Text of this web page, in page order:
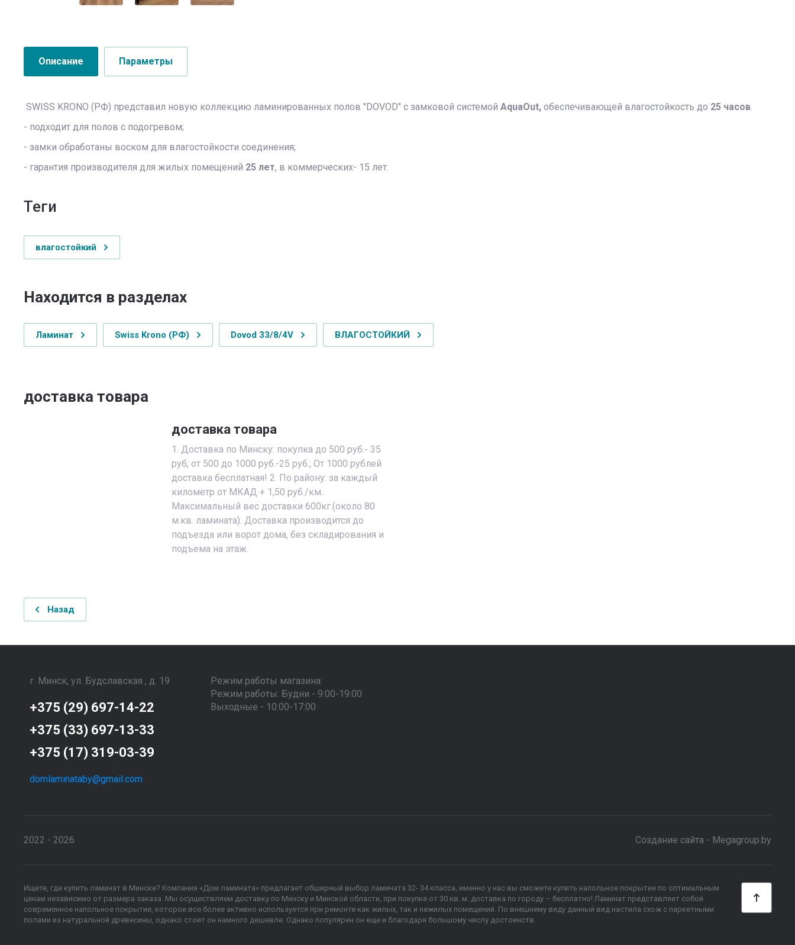
Описание Параметры
SWISS KRONO (РФ) представил новую коллекцию ламинированных полов "DOVOD" с замковой системой AquaOut, обеспечивающей влагостойкость до 25 часов.
- подходит для полов с подогревом;
- замки обработаны воском для влагостойкости соединения;
- гарантия производителя для жилых помещений 25 лет, в коммерческих- 15 лет.
теги
влагостойкий
Находится в разделах
Ламинат Swiss Krono (РФ) Dovod 33/8/4V ВЛАГОСТОЙКИЙ
доставка товара
доставка товара
1. Доставка по Минску: покупка до 500 руб.- 35
руб; от 500 до 1000 руб.-25 руб.; От 1000 рублей
доставка бесплатная! 2. По району: за каждый
километр от МКАД + 1,50 руб./км..
Максимальный вес доставки 600кг.(около 80
м.кв. ламината). Доставка производится до
подъезда или ворот дома, без складирования и
подъема на этаж.
Назад
г. Минск, ул. Будславская , д. 19
+375 (29) 697-14-22
+375 (33) 697-13-33
+375 (17) 319-03-39
domlaminataby@gmail.com
Режим работы магазина:
Режим работы: Будни - 9:00-19:00
Выходные - 10:00-17:00
2022 - 2026 Создание сайта - Megagroup.by
Ищете, где купить ламинат в Минске? Компания «Дом ламината» предлагает обширный выбор ламината 32- 34 класса, именно у нас вы сможете купить напольное покрытие по оптимальным
ценам независимо от размера заказа. Мы осуществляем доставку по Минску и Минской области, при покупке от 30 кв. м. доставка по городу – бесплатно! Ламинат представляет собой
современное напольное покрытие, которое все более активно используется при ремонте как жилых, так и нежилых помещений. По внешнему виду данный вид настила схож с паркетными
полами из натуральной древесины, однако стоит он намного дешевле. Однако популярен он еще и благодаря большому числу достоинств.